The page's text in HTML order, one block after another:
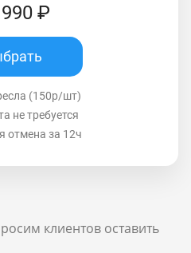
₽
(150р/шт)
не требуется
отмена за 12ч
клиентов оставить